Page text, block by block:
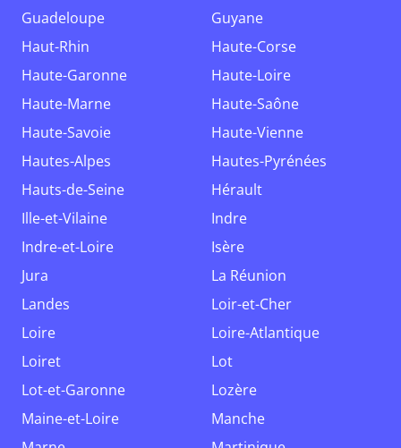
Guadeloupe
Guyane
Haut-Rhin
Haute-Corse
Haute-Garonne
Haute-Loire
Haute-Marne
Haute-Saône
Haute-Savoie
Haute-Vienne
Hautes-Alpes
Hautes-Pyrénées
Hauts-de-Seine
Hérault
Ille-et-Vilaine
Indre
Indre-et-Loire
Isère
Jura
La Réunion
Landes
Loir-et-Cher
Loire
Loire-Atlantique
Loiret
Lot
Lot-et-Garonne
Lozère
Maine-et-Loire
Manche